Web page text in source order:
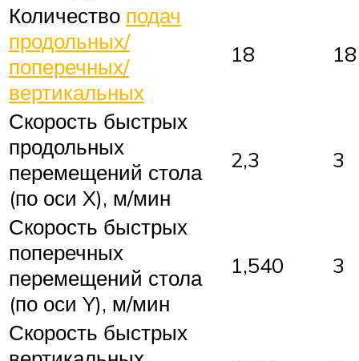
Количество подач
продольных/
поперечных/
вертикальных
18 18
Скорость быстрых
продольных
перемещений стола
(по оси X), м/мин
2,3 3
Скорость быстрых
поперечных
перемещений стола
(по оси Y), м/мин
1,540 3
Скорость быстрых